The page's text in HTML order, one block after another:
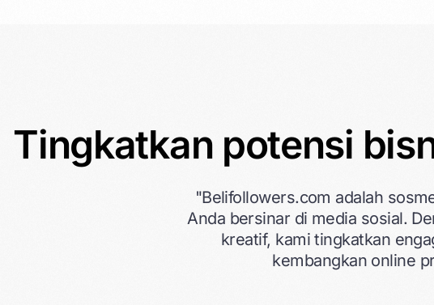
Tingkatkan potensi
"Belifollowers.com adalah
Anda bersinar di media sosial.
kreatif, kami tingkatkan
kembangkan online